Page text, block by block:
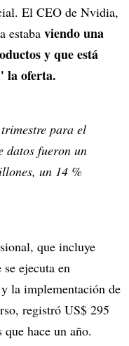
El CEO de Nvidia,
estaba viendo una
y que está
la oferta.
para el
datos fueron un
un 14 %
que incluye
ejecuta en
la implementación de
registró US$ 295
hace un año.